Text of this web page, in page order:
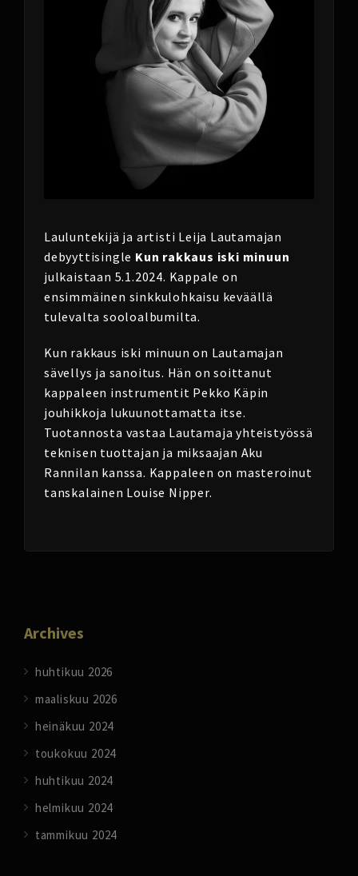
Lauluntekijä ja artisti Leija Lautamajan
debyyttisingle Kun rakkaus iski minuun
julkaistaan 5.1.2024. Kappale on
ensimmäinen sinkkulohkaisu keväällä
tulevalta sooloalbumilta.
Kun rakkaus iski minuun on Lautamajan
sävellys ja sanoitus. Hän on soittanut
kappaleen instrumentit Pekko Käpin
jouhikkoja lukuunottamatta itse.
Tuotannosta vastaa Lautamaja yhteistyössä
teknisen tuottajan ja miksaajan Aku
Rannilan kanssa. Kappaleen on masteroinut
tanskalainen Louise Nipper.
Archives
huhtikuu 2026
maaliskuu 2026
heinäkuu 2024
toukokuu 2024
huhtikuu 2024
helmikuu 2024
tammikuu 2024